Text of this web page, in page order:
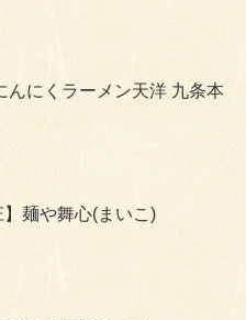
んにくラーメン天洋 九条本
】麺や舞心(まいこ)